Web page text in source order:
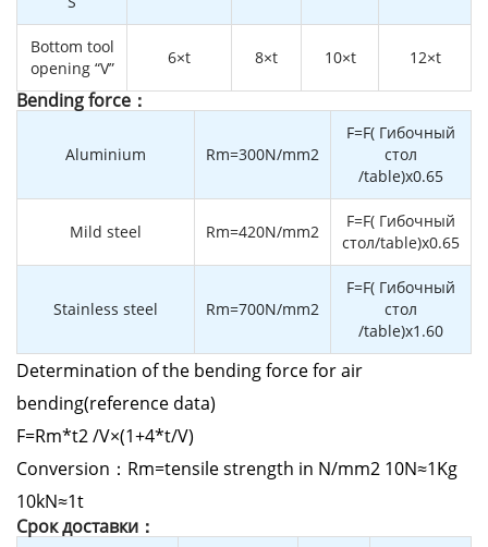
Bottom tool
opening “V”
6×t 8×t 10×t 12×t
Bending force：
Aluminium Rm=300N/mm2
F=F( Гибочный
стол
/table)x0.65
Mild steel Rm=420N/mm2
F=F( Гибочный
стол/table)x0.65
Stainless steel Rm=700N/mm2
F=F( Гибочный
стол
/table)x1.60
Determination of the bending force for air
bending(reference data)
F=Rm*t2 /V×(1+4*t/V)
Conversion：Rm=tensile strength in N/mm2 10N≈1Kg
10kN≈1t
Cрок доставки：